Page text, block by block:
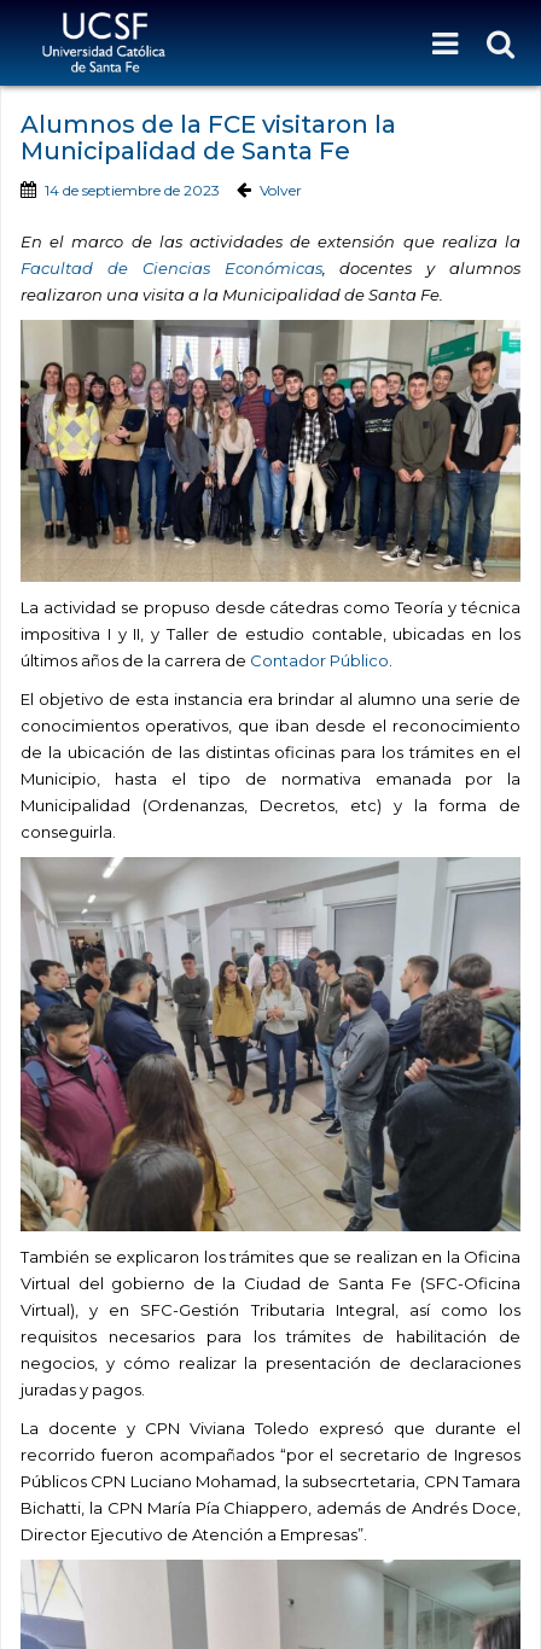
Alumnos de la FCE visitaron la
Municipalidad de Santa Fe
14 de septiembre de 2023 Volver
En el marco de las actividades de extensión que realiza la
Facultad de Ciencias Económicas, docentes y alumnos
realizaron una visita a la Municipalidad de Santa Fe.
La actividad se propuso desde cátedras como Teoría y técnica
impositiva I y II, y Taller de estudio contable, ubicadas en los
últimos años de la carrera de Contador Público
El objetivo de esta instancia era brindar al alumno una serie de
conocimientos operativos, que iban desde el reconocimiento
de la ubicación de las distintas oficinas para los trámites en el
Municipio, hasta el tipo de normativa emanada por la
Municipalidad (Ordenanzas, Decretos, etc) y la forma de
conseguirla.
También se explicaron los trámites que se realizan en la Oficina
Virtual del gobierno de la Ciudad de Santa Fe (SFC-Oficina
Virtual), y en SFC-Gestión Tributaria Integral, así como los
requisitos necesarios para los trámites de habilitación de
negocios, y cómo realizar la presentación de declaraciones
juradas y pagos.
La docente y CPN Viviana Toledo expresó que durante el
recorrido fueron acompañados “por el secretario de Ingresos
Públicos CPN Luciano Mohamad, la subsecrtetaria, CPN Tamara
Bichatti, la CPN María Pía Chiappero, además de Andrés Doce,
Director Ejecutivo de Atención a Empresas”.